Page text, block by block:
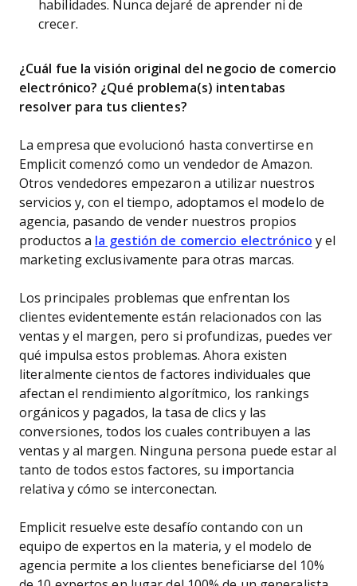
habilidades. Nunca dejaré de aprender ni de
crecer.
¿Cuál fue la visión original del negocio de comercio
electrónico? ¿Qué problema(s) intentabas
resolver para tus clientes?
La empresa que evolucionó hasta convertirse en
Emplicit comenzó como un vendedor de Amazon.
Otros vendedores empezaron a utilizar nuestros
servicios y, con el tiempo, adoptamos el modelo de
agencia, pasando de vender nuestros propios
productos a la gestión de comercio electrónico y el
marketing exclusivamente para otras marcas.
Los principales problemas que enfrentan los
clientes evidentemente están relacionados con las
ventas y el margen, pero si profundizas, puedes ver
qué impulsa estos problemas. Ahora existen
literalmente cientos de factores individuales que
afectan el rendimiento algorítmico, los rankings
orgánicos y pagados, la tasa de clics y las
conversiones, todos los cuales contribuyen a las
ventas y al margen. Ninguna persona puede estar al
tanto de todos estos factores, su importancia
relativa y cómo se interconectan.
Emplicit resuelve este desafío contando con un
equipo de expertos en la materia, y el modelo de
agencia permite a los clientes beneficiarse del 10%